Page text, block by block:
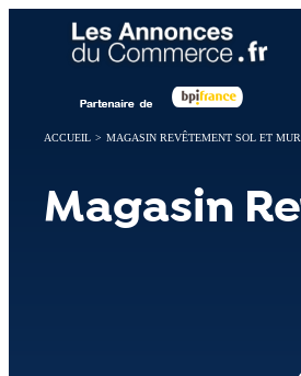
ACCUEIL > MAGASIN REVÊTEMENT SOL ET
Magasin
Panneau de gestion des cookies